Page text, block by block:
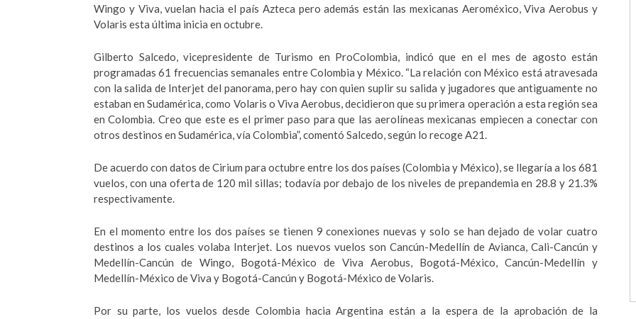
Wingo y Viva, vuelan hacia el país Azteca pero además están las mexicanas Aeroméxico, Viva Aerobus y
Volaris esta última inicia en octubre.
Gilberto Salcedo, vicepresidente de Turismo en ProColombia, indicó que en el mes de agosto están
programadas 61 frecuencias semanales entre Colombia y México. “La relación con México está atravesada
con la salida de Interjet del panorama, pero hay con quien suplir su salida y jugadores que antiguamente no
estaban en Sudamérica, como Volaris o Viva Aerobus, decidieron que su primera operación a esta región sea
en Colombia. Creo que este es el primer paso para que las aerolíneas mexicanas empiecen a conectar con
otros destinos en Sudamérica, vía Colombia”, comentó Salcedo, según lo recoge A21.
De acuerdo con datos de Cirium para octubre entre los dos países (Colombia y México), se llegaría a los 681
vuelos, con una oferta de 120 mil sillas; todavía por debajo de los niveles de prepandemia en 28.8 y 21.3%
respectivamente.
En el momento entre los dos países se tienen 9 conexiones nuevas y solo se han dejado de volar cuatro
destinos a los cuales volaba Interjet. Los nuevos vuelos son Cancún-Medellín de Avianca, Cali-Cancún y
Medellín-Cancún de Wingo, Bogotá-México de Viva Aerobus, Bogotá-México, Cancún-Medellín y
Medellín-México de Viva y Bogotá-Cancún y Bogotá-México de Volaris.
Por su parte, los vuelos desde Colombia hacia Argentina están a la espera de la aprobación de la